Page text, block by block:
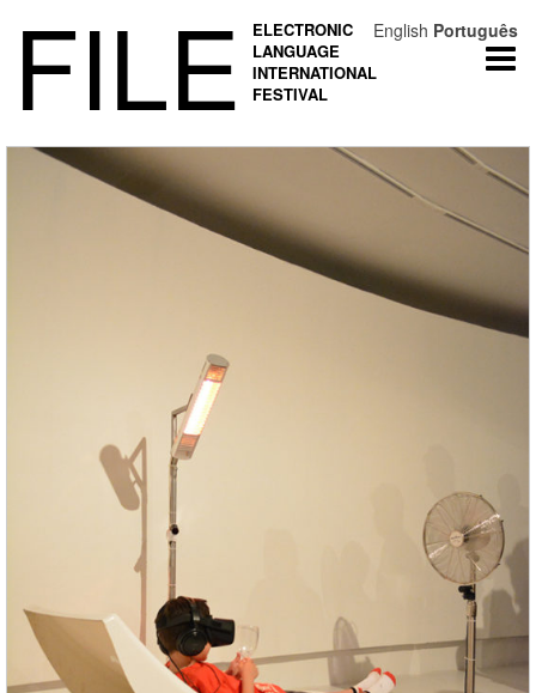
FILE
ELECTRONIC
LANGUAGE
INTERNATIONAL
FESTIVAL
English Português